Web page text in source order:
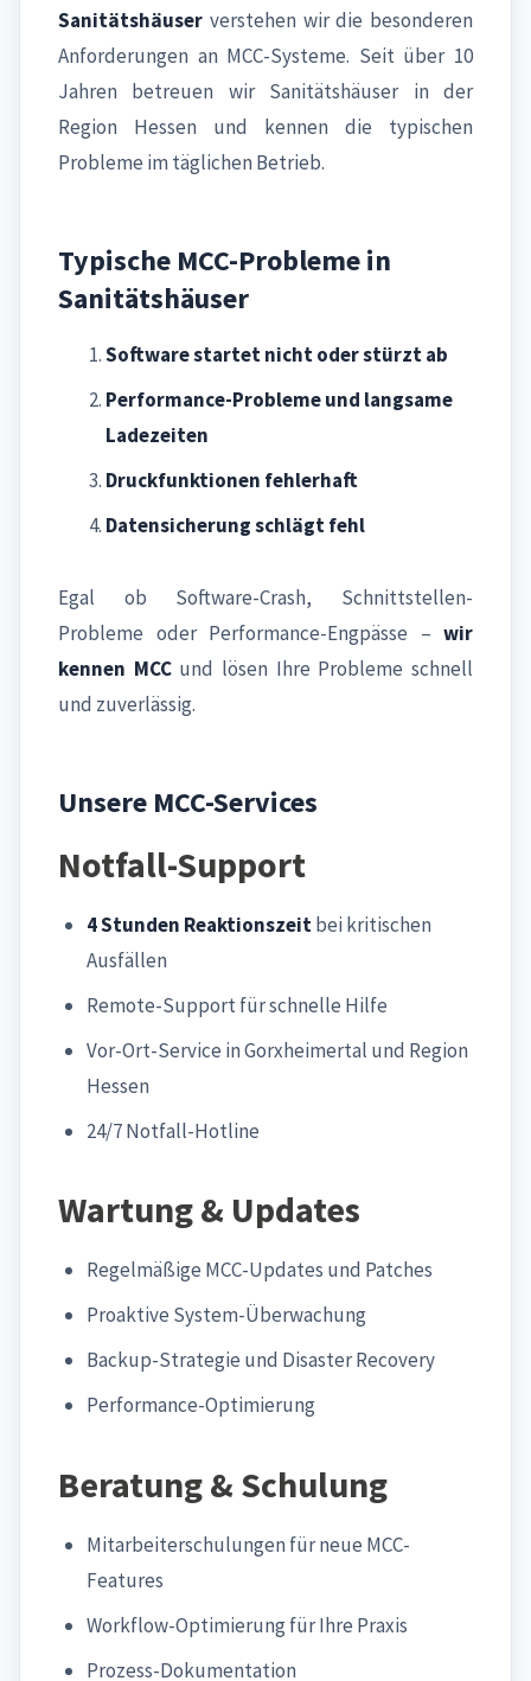
Sanitätshäuser verstehen wir die besonderen
Anforderungen an MCC-Systeme. Seit über 10
Jahren betreuen wir Sanitätshäuser in der
Region Hessen und kennen die typischen
Probleme im täglichen Betrieb.
Typische MCC-Probleme in
Sanitätshäuser
Software startet nicht oder stürzt ab
Performance-Probleme und langsame
Ladezeiten
Druckfunktionen fehlerhaft
Datensicherung schlägt fehl
Egal ob Software-Crash, Schnittstellen-
Probleme oder Performance-Engpässe – wir
kennen MCCund lösen Ihre Probleme schnell
und zuverlässig.
Unsere MCC-Services
Notfall-Support
4 Stunden Reaktionszeitbei kritischen
Ausfällen
Remote-Support für schnelle Hilfe
Vor-Ort-Service in Gorxheimertal und Region
Hessen
24/7 Notfall-Hotline
Wartung & Updates
Regelmäßige MCC-Updates und Patches
Proaktive System-Überwachung
Backup-Strategie und Disaster Recovery
Performance-Optimierung
Beratung & Schulung
Mitarbeiterschulungen für neue MCC-
Features
Workflow-Optimierung für Ihre Praxis
Prozess-Dokumentation